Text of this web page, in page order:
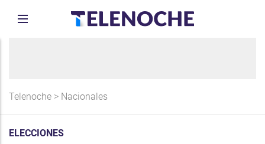
Telenoche > Nacionales
ELECCIONES